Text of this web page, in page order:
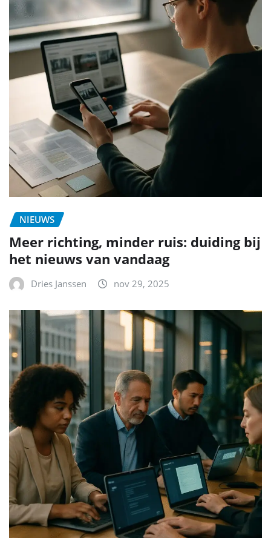
NIEUWS
Meer richting, minder ruis: duiding bij
het nieuws van vandaag
Dries Janssen nov 29, 2025